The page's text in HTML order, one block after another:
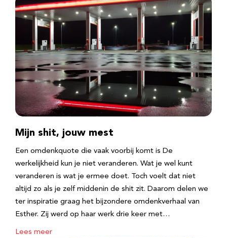
Mijn shit, jouw mest
Een omdenkquote die vaak voorbij komt is De
werkelijkheid kun je niet veranderen. Wat je wel kunt
veranderen is wat je ermee doet. Toch voelt dat niet
altijd zo als je zelf middenin de shit zit. Daarom delen we
ter inspiratie graag het bijzondere omdenkverhaal van
Esther. Zij werd op haar werk drie keer met…
Lees meer